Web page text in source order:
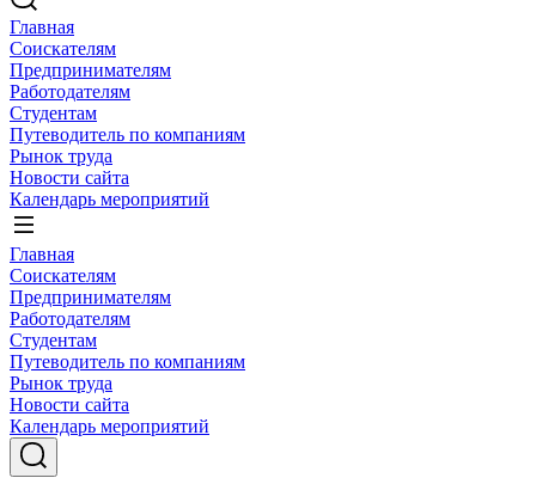
Главная
Соискателям
Предпринимателям
Работодателям
Студентам
Путеводитель по компаниям
Рынок труда
Новости сайта
Календарь мероприятий
Главная
Соискателям
Предпринимателям
Работодателям
Студентам
Путеводитель по компаниям
Рынок труда
Новости сайта
Календарь мероприятий